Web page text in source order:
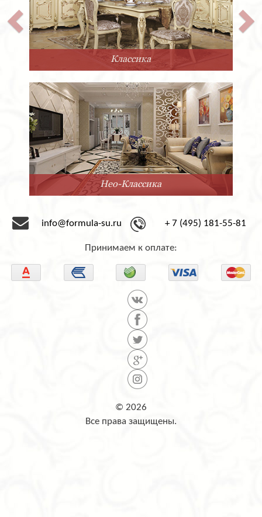
Классика
Нео-Классика
info@formula-su.ru + 7 (495) 181-55-81
Принимаем к оплате:
© 2026
Все права защищены.